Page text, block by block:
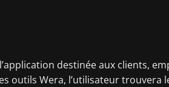
destinée aux clients,
outils Wera, l’utilisateur trouvera